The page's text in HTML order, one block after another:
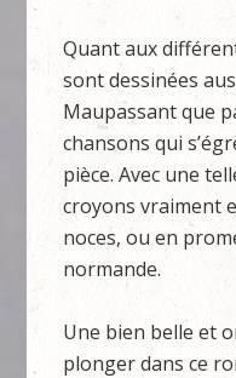
Quant aux
sont dessinées
Maupassant que
chansons qui
pièce. Avec une
croyons vraiment
noces, ou en
normande.
Une bien belle et
plonger dans ce